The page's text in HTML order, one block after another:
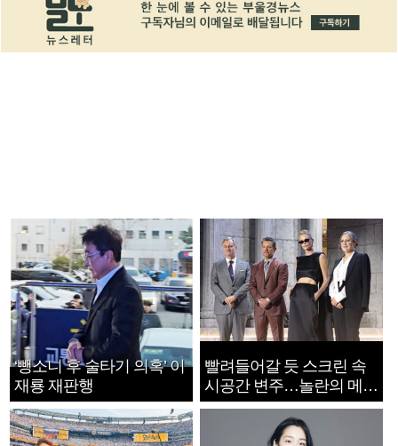
‘뺑소니 후 술타기 의혹’ 이
재룡 재판행
빨려들어갈 듯 스크린 속
시공간 변주…놀란의 메시
지는 ‘전쟁 속죄’